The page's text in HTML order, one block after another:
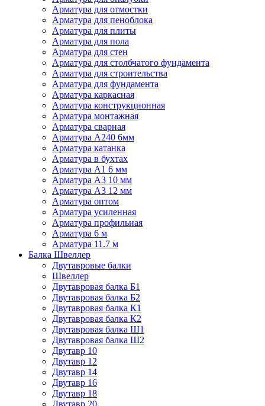
Арматура для отмостки
Арматура для пеноблока
Арматура для плиты
Арматура для пола
Арматура для стен
Арматура для столбчатого фундамента
Арматура для строительства
Арматура для фундамента
Арматура каркасная
Арматура конструкционная
Арматура монтажная
Арматура сварная
Арматура А240 6мм
Арматура катанка
Арматура в бухтах
Арматура А1 6 мм
Арматура А3 10 мм
Арматура А3 12 мм
Арматура оптом
Арматура усиленная
Арматура профильная
Арматура 6 м
Арматура 11.7 м
Балка Швеллер
Двутавровые балки
Швеллер
Двутавровая балка Б1
Двутавровая балка Б2
Двутавровая балка К1
Двутавровая балка К2
Двутавровая балка Ш1
Двутавровая балка Ш2
Двутавр 10
Двутавр 12
Двутавр 14
Двутавр 16
Двутавр 18
Двутавр 20